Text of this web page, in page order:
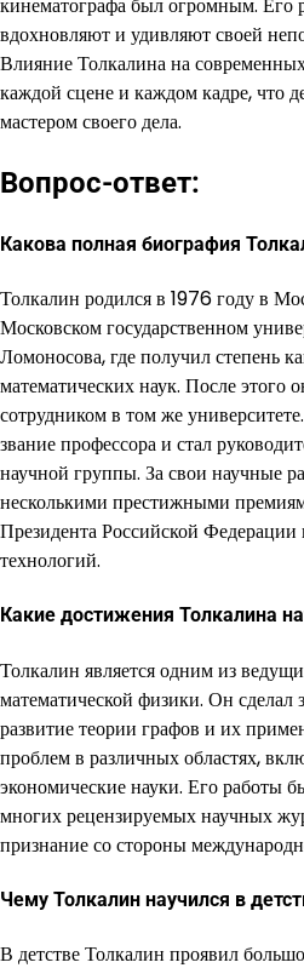
вдохновляют и удивляют своей
Влияние Толкалина на
каждой сцене и каждом кадре, что
мастером своего дела.
Вопрос-ответ:
Какова полная биография
Толкалин родился в 1976 году в
Московском государственном
Ломоносова, где получил степень
математических наук. После этого
сотрудником в том же
звание профессора и стал
научной группы. За свои научные
несколькими престижными
Президента Российской Федерации
технологий.
Какие достижения Толкалина
Толкалин является одним из
математической физики. Он сделал
развитие теории графов и их
проблем в различных областях,
экономические науки. Его работы
многих рецензируемых научных
признание со стороны
Чему Толкалин научился в
В детстве Толкалин проявил